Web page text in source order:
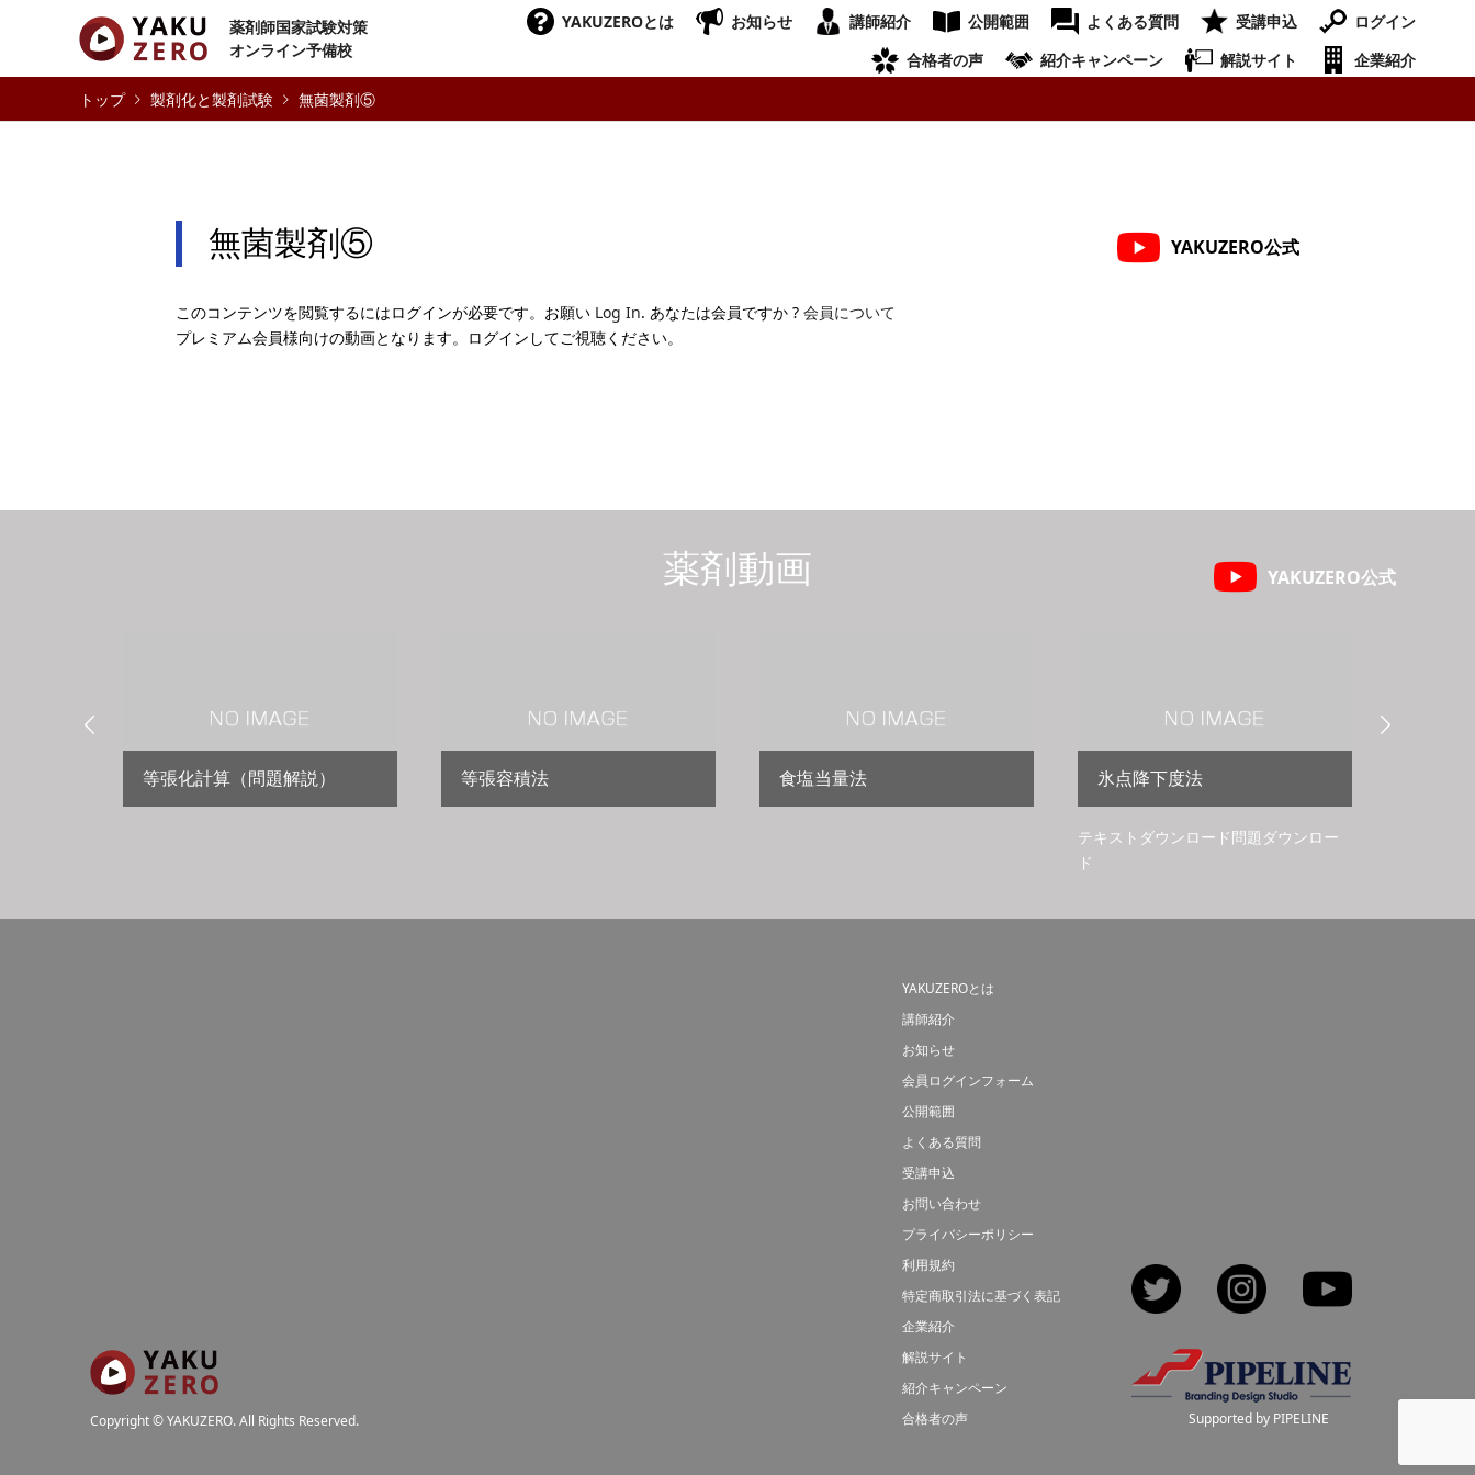
薬剤師国家試験対策
オンライン予備校
YAKUZEROとは お知らせ 講師紹介 公開範囲 よくある質問 受講申込
ログイン
合格者の声
紹介キャンペーン 解説サイト
企業紹介
製剤化と製剤試験
無菌製剤⑤
無菌製剤⑤ YAKUZERO公式
このコンテンツを閲覧するにはログインが必要です。お願い Log In. あなたは会員ですか ? 会員について
プレミアム会員様向けの動画となります。ログインしてご視聴ください。
YAKUZERO公式
薬剤動画

等張化計算（問題解説）
等張容積法 食塩当量法 氷点降下度法
テキストダウンロード問題ダウンロー
ド

YAKUZEROとは
講師紹介
お知らせ
会員ログインフォーム
公開範囲
よくある質問
受講申込
お問い合わせ
プライバシーポリシー
利用規約
特定商取引法に基づく表記
企業紹介
解説サイト
紹介キャンペーン
合格者の声
Twitter Instagram
Supported by PIPELINE
Copyright©YAKUZERO. All Rights Reserved.